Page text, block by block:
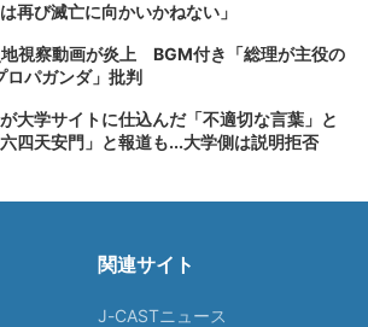
再び滅亡に向かいかねない」
視察動画が炎上 BGM付き「総理が主役の
ロパガンダ」批判
大学サイトに仕込んだ「不適切な言葉」と
四天安門」と報道も...大学側は説明拒否
関連サイト
J-CASTニュース